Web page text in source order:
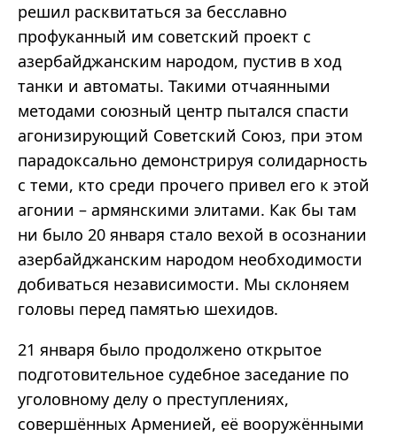
решил расквитаться за бесславно
профуканный им советский проект с
азербайджанским народом, пустив в ход
танки и автоматы. Такими отчаянными
методами союзный центр пытался спасти
агонизирующий Советский Союз, при этом
парадоксально демонстрируя солидарность
с теми, кто среди прочего привел его к этой
агонии – армянскими элитами. Как бы там
ни было 20 января стало вехой в осознании
азербайджанским народом необходимости
добиваться независимости. Мы склоняем
головы перед памятью шехидов.
21 января было продолжено открытое
подготовительное судебное заседание по
уголовному делу о преступлениях,
совершённых Арменией, её вооружёнными